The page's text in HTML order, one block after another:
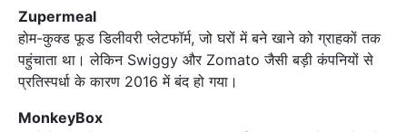
Zupermeal
होम-कुक्ड फूड डिलीवरी प्लेटफॉर्म, जो घरों में बने खाने को ग्राहकों तक
पहुंचाता था। लेकिन Swiggy और Zomato जैसी बड़ी कंपनियों से
प्रतिस्पर्धा के कारण 2016 में बंद हो गया।
MonkeyBox